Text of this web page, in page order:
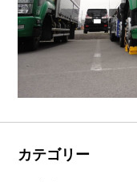
カテゴリー